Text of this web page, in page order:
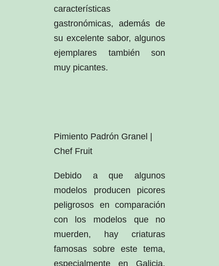
características
gastronómicas, además de
su excelente sabor, algunos
ejemplares también son
muy picantes.
Pimiento Padrón Granel |
Chef Fruit
Debido a que algunos
modelos producen picores
peligrosos en comparación
con los modelos que no
muerden, hay criaturas
famosas sobre este tema,
especialmente en Galicia,